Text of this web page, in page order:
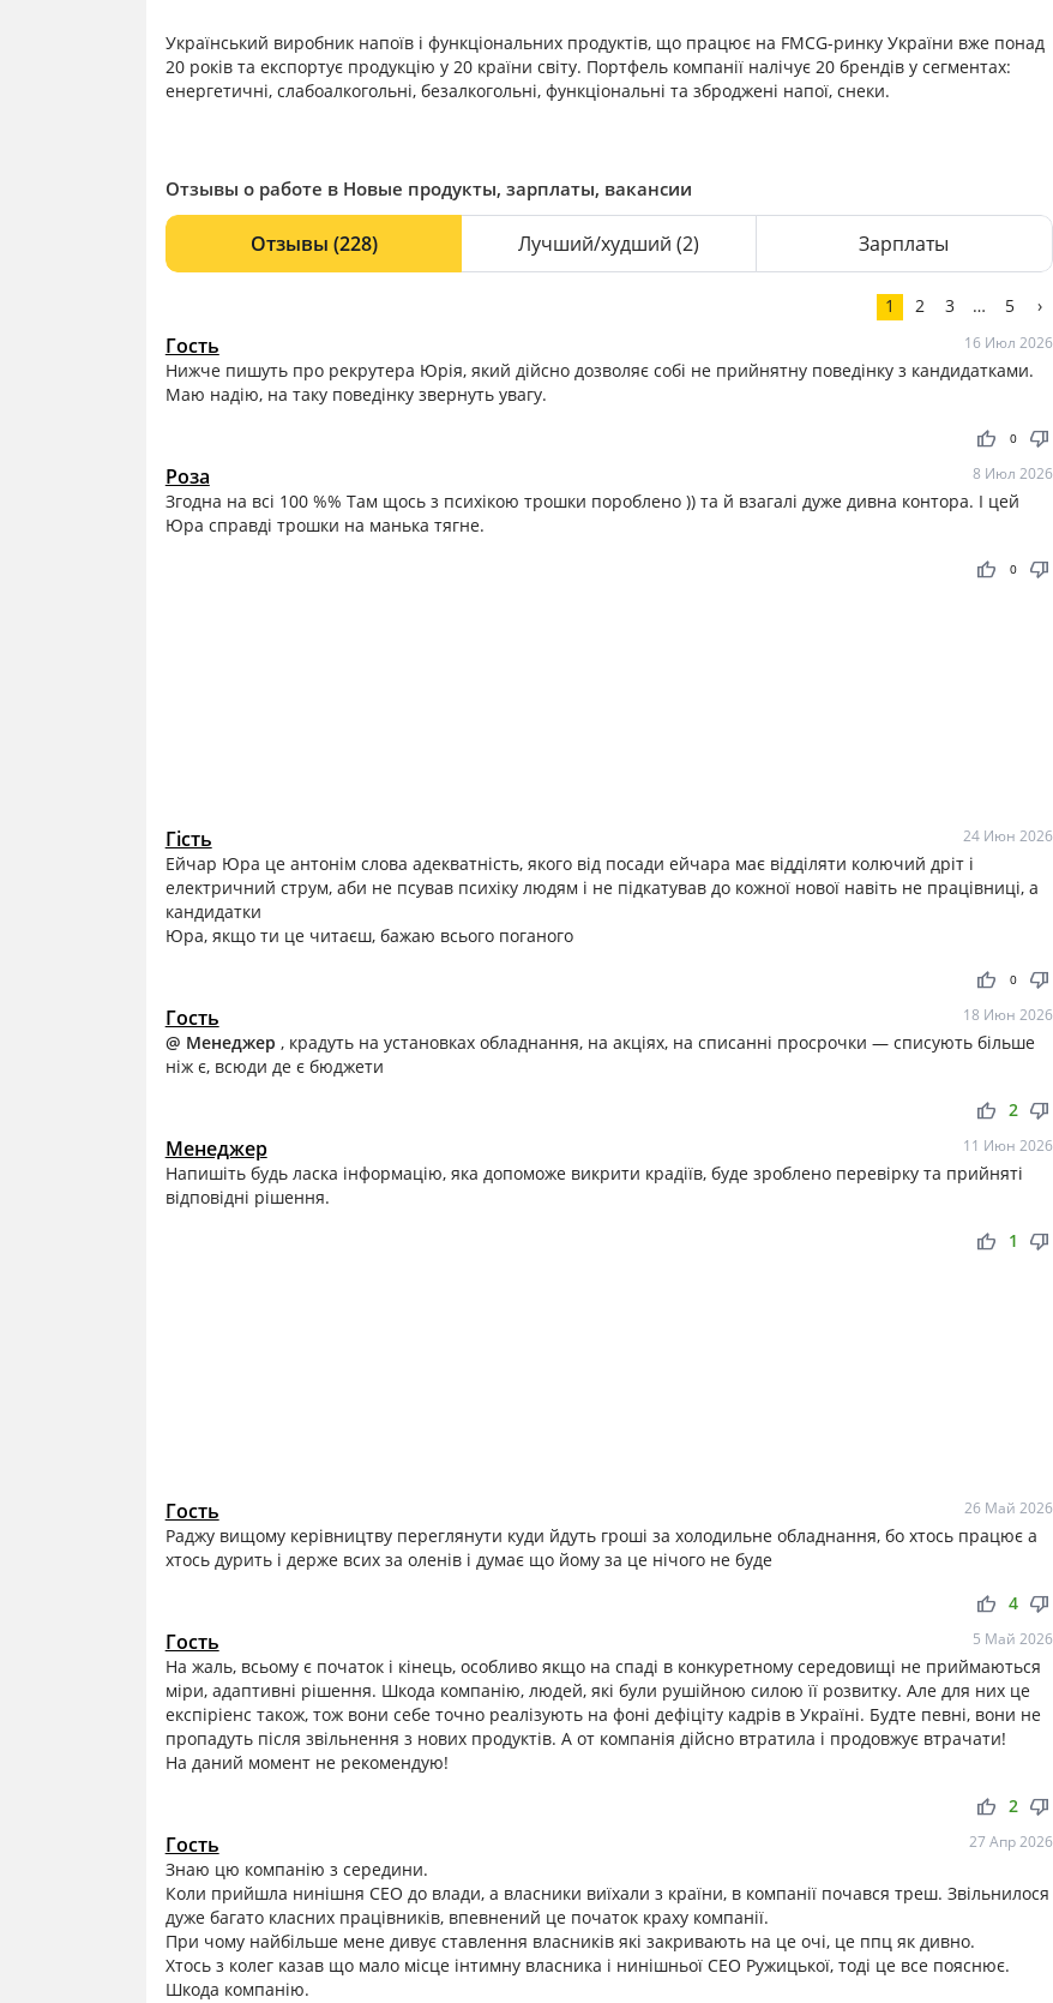
Український виробник напоїв і функціональних продуктів, що працює на FMCG-ринку України вже понад
20 років та експортує продукцію у 20 країни світу. Портфель компанії налічує 20 брендів у сегментах:
енергетичні, слабоалкогольні, безалкогольні, функціональні та зброджені напої, снеки.
Отзывы о работе в Новые продукты, зарплаты, вакансии
Отзывы (228) Лучший/худший (2) Зарплаты
1 2 3 … 5 ›
Гость 16 Июл 2026
Нижче пишуть про рекрутера Юрія, який дійсно дозволяє собі не прийнятну поведінку з кандидатками.
Маю надію, на таку поведінку звернуть увагу.
thumb_up thumb_down
0
Роза 8 Июл 2026
Згодна на всі 100 %% Там щось з психікою трошки пороблено )) та й взагалі дуже дивна контора. І цей
Юра справді трошки на манька тягне.
thumb_up thumb_down
0
Гість 24 Июн 2026
Ейчар Юра це антонім слова адекватність, якого від посади ейчара має відділяти колючий дріт і
електричний струм, аби не псував психіку людям і не підкатував до кожної нової навіть не працівниці, а
кандидатки
Юра, якщо ти це читаєш, бажаю всього поганого
thumb_up thumb_down
0
Гость 18 Июн 2026
@ Менеджер , крадуть на установках обладнання, на акціях, на списанні просрочки — списують більше
ніж є, всюди де є бюджети
thumb_up thumb_down
2
Менеджер 11 Июн 2026
Напишіть будь ласка інформацію, яка допоможе викрити крадіїв, буде зроблено перевірку та прийняті
відповідні рішення.
thumb_up thumb_down
1
Гость 26 Май 2026
Раджу вищому керівництву переглянути куди йдуть гроші за холодильне обладнання, бо хтось працює а
хтось дурить і держе всих за оленів і думає що йому за це нічого не буде
thumb_up thumb_down
4
Гость 5 Май 2026
На жаль, всьому є початок і кінець, особливо якщо на спаді в конкуретному середовищі не приймаються
міри, адаптивні рішення. Шкода компанію, людей, які були рушійною силою її розвитку. Але для них це
експіріенс також, тож вони себе точно реалізують на фоні дефіціту кадрів в Україні. Будте певні, вони не
пропадуть після звільнення з нових продуктів. А от компанія дійсно втратила і продовжує втрачати!
На даний момент не рекомендую!
thumb_up thumb_down
2
Гость 27 Апр 2026
Знаю цю компанію з середини.
Коли прийшла нинішня СЕО до влади, а власники виїхали з країни, в компанії почався треш. Звільнилося
дуже багато класних працівників, впевнений це початок краху компанії.
При чому найбільше мене дивує ставлення власників які закривають на це очі, це ппц як дивно.
Хтось з колег казав що мало місце інтимну власника і нинішньої СЕО Ружицької, тоді це все пояснює.
Шкода компанію.